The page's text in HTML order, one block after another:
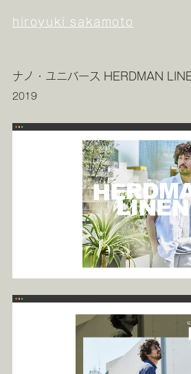
hiroyuki sakamoto
ナノ・ユニバース HERDMAN
2019